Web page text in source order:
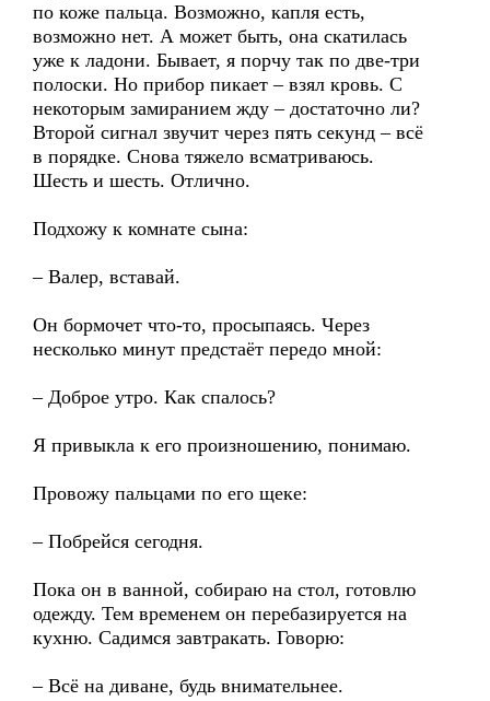
по коже пальца. Возможно, капля есть,
возможно нет. А может быть, она скатилась
уже к ладони. Бывает, я порчу так по две-три
полоски. Но прибор пикает – взял кровь. С
некоторым замиранием жду – достаточно ли?
Второй сигнал звучит через пять секунд – всё
в порядке. Снова тяжело всматриваюсь.
Шесть и шесть. Отлично.
Подхожу к комнате сына:
– Валер, вставай.
Он бормочет что-то, просыпаясь. Через
несколько минут предстаёт передо мной:
– Доброе утро. Как спалось?
Я привыкла к его произношению, понимаю.
Провожу пальцами по его щеке:
– Побрейся сегодня.
Пока он в ванной, собираю на стол, готовлю
одежду. Тем временем он перебазируется на
кухню. Садимся завтракать. Говорю:
– Всё на диване, будь внимательнее.